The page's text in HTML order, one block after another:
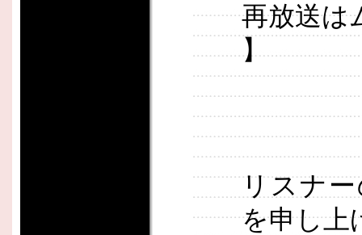
再放送は
】
リスナ
を申し上